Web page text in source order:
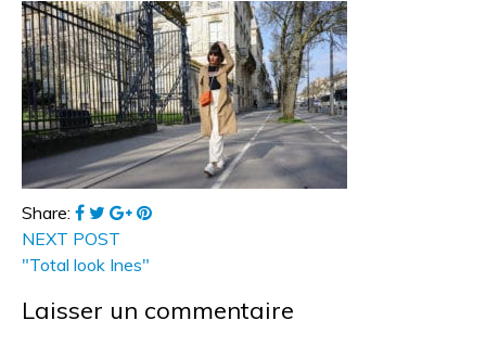
Share:
NEXT POST
"Total look Ines"
Laisser un commentaire